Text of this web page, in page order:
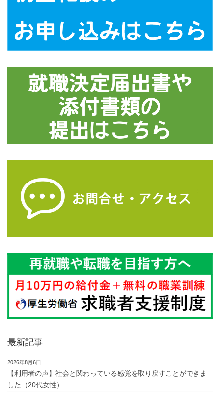
最新記事
2026年8月6日
【利用者の声】社会と関わっている感覚を取り戻すことができま
した（20代女性）